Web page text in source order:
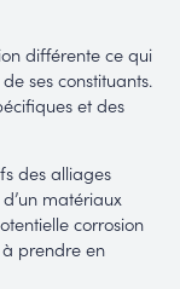
différente ce qui
ses constituants.
et des
des alliages
matériaux
corrosion
prendre en